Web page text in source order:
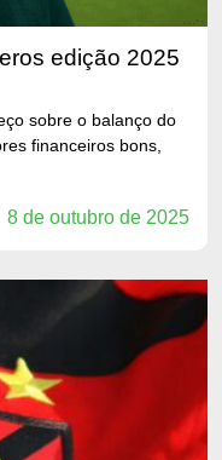
sobre o balanço do
financeiros bons,
8 de outubro de 2025